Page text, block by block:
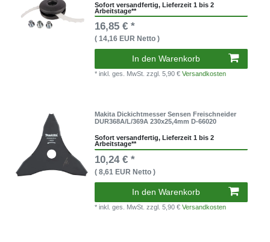
Sofort versandfertig, Lieferzeit 1 bis 2
Arbeitstage**
16,85 € *
( 14,16 EUR Netto )
In den Warenkorb
* inkl. ges. MwSt.zzgl. 5,90 €Versandkosten
Makita Dickichtmesser Sensen Freischneider
DUR368A/L/369A 230x25,4mm D-66020
Sofort versandfertig, Lieferzeit 1 bis 2
Arbeitstage**
10,24 € *
( 8,61 EUR Netto )
In den Warenkorb
* inkl. ges. MwSt.zzgl. 5,90 €Versandkosten